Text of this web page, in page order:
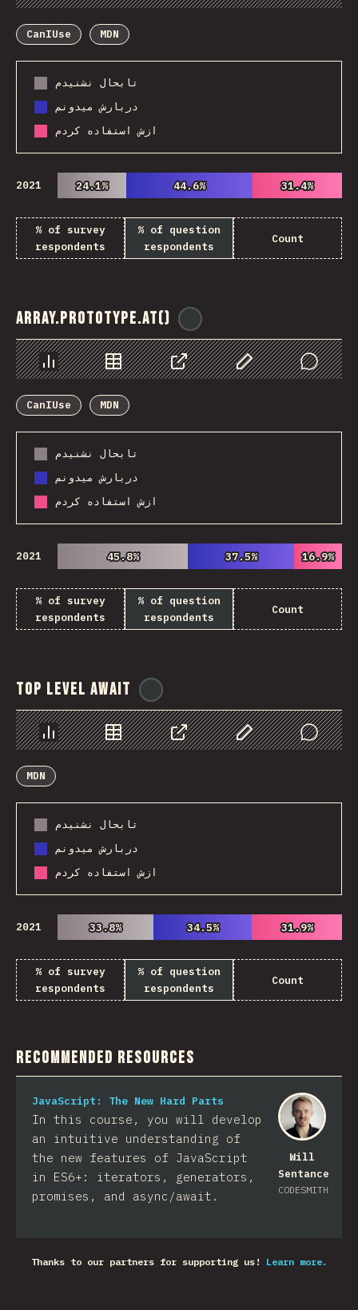
Chart Data Share Customize Data
Comments
CanIUse
MDN
تابحال نشنیدم
دربارش میدونم
ازش استفاده کردم
2021 24.1%
24.1% 44.6%
44.6% 31.4%
31.4%
% of survey
respondents
% of question
respondents
Count
Array.prototype.at()
Chart Data Share Customize Data
Comments
CanIUse
MDN
تابحال نشنیدم
دربارش میدونم
ازش استفاده کردم
2021 45.8%
45.8% 37.5%
37.5% 16.9%
16.9%
% of survey
respondents
% of question
respondents
Count
Top Level Await
Chart Data Share Customize Data
Comments
MDN
تابحال نشنیدم
دربارش میدونم
ازش استفاده کردم
2021 33.8%
33.8% 34.5%
34.5% 31.9%
31.9%
% of survey
respondents
% of question
respondents
Count
Recommended Resources
Will
Sentance
CODESMITH
JavaScript: The New Hard Parts
In this course, you will develop
an intuitive understanding of
the new features of JavaScript
in ES6+: iterators, generators,
promises, and async/await.
Thanks to our partners for supporting us! Learn more.